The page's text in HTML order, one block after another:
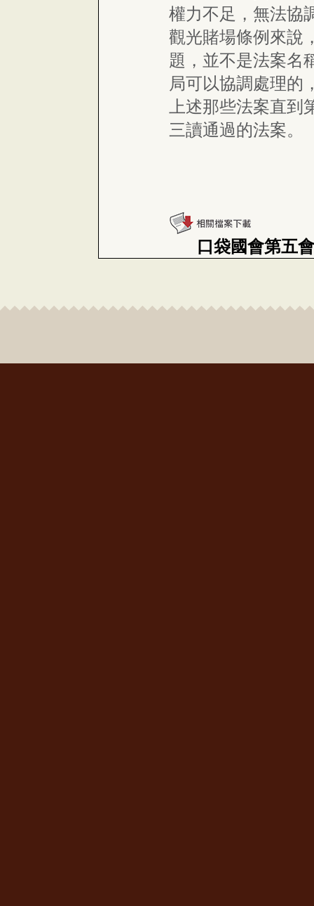
權力不足，無法協
觀光賭場條例來說
題，並不是法案名
局可以協調處理的
上述那些法案直
三讀通過的法案。
口袋國會第五